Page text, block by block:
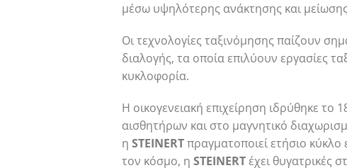
μέσω υψηλότερης ανάκτησης και
Οι τεχνολογίες ταξινόμησης παίζουν
διαλογής, τα οποία επιλύουν εργασίες
κυκλοφορία.
Η οικογενειακή επιχείρηση ιδρύθηκε το
αισθητήρων και στο μαγνητικό
η STEINERTπραγματοποιεί ετήσιο
τον κόσμο, η STEINERTέχει θυγατρικές